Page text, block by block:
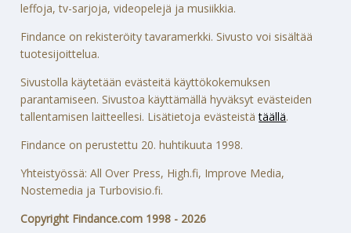
leffoja, tv-sarjoja, videopelejä ja musiikkia.
Findance on rekisteröity tavaramerkki. Sivusto voi sisältää
tuotesijoittelua.
Sivustolla käytetään evästeitä käyttökokemuksen
parantamiseen. Sivustoa käyttämällä hyväksyt evästeiden
tallentamisen laitteellesi. Lisätietoja evästeistätäällä.
Findance on perustettu 20. huhtikuuta 1998.
Yhteistyössä: All Over Press, High.fi, Improve Media,
Nostemedia ja Turbovisio.fi.
Copyright Findance.com 1998 - 2026